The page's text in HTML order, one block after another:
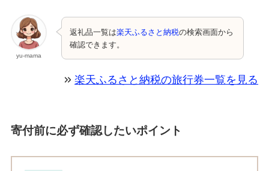
yu-mama
返礼品一覧は楽天ふるさと納税の検索画面から
確認できます。
楽天ふるさと納税の旅行券一覧を見る
寄付前に必ず確認したいポイント